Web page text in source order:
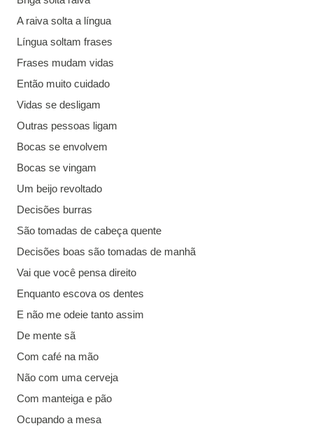
A raiva solta a língua
Língua soltam frases
Frases mudam vidas
Então muito cuidado
Vidas se desligam
Outras pessoas ligam
Bocas se envolvem
Bocas se vingam
Um beijo revoltado
Decisões burras
São tomadas de cabeça quente
Decisões boas são tomadas de manhã
Vai que você pensa direito
Enquanto escova os dentes
E não me odeie tanto assim
De mente sã
Com café na mão
Não com uma cerveja
Com manteiga e pão
Ocupando a mesa